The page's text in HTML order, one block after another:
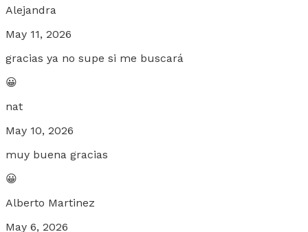
Alejandra
May 11, 2026
gracias ya no supe si me buscará
😀
nat
May 10, 2026
muy buena gracias
😀
Alberto Martinez
May 6, 2026